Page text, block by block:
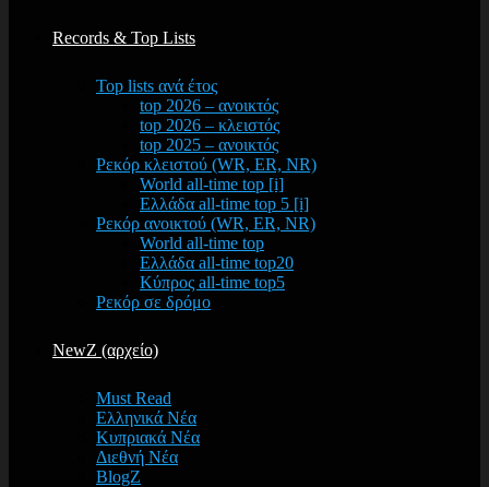
Records & Top Lists
Top lists ανά έτος
top 2026 – ανοικτός
top 2026 – κλειστός
top 2025 – ανοικτός
Ρεκόρ κλειστού (WR, ER, NR)
World all-time top [i]
Ελλάδα all-time top 5 [i]
Ρεκόρ ανοικτού (WR, ER, NR)
World all-time top
Ελλάδα all-time top20
Κύπρος all-time top5
Ρεκόρ σε δρόμο
NewZ (αρχείο)
Must Read
Ελληνικά Νέα
Κυπριακά Νέα
Διεθνή Νέα
BlogZ